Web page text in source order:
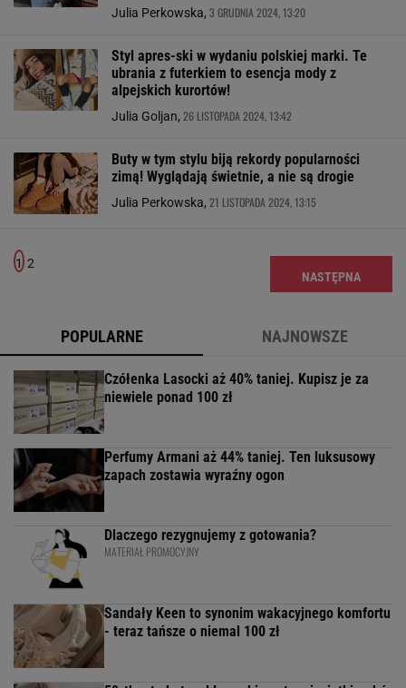
Julia Perkowska, 3 GRUDNIA 2024, 13:20
Styl apres-ski w wydaniu polskiej marki. Te
ubrania z futerkiem to esencja mody z
alpejskich kurortów!
Julia Goljan, 26 LISTOPADA 2024, 13:42
Buty w tym stylu biją rekordy popularności
zimą! Wyglądają świetnie, a nie są drogie
Julia Perkowska, 21 LISTOPADA 2024, 13:15
1 2
NASTĘPNA
POPULARNE NAJNOWSZE
Czółenka Lasocki aż 40% taniej. Kupisz je za
niewiele ponad 100 zł
Perfumy Armani aż 44% taniej. Ten luksusowy
zapach zostawia wyraźny ogon
Dlaczego rezygnujemy z gotowania?
MATERIAŁ PROMOCYJNY
Sandały Keen to synonim wakacyjnego komfortu
- teraz tańsze o niemal 100 zł